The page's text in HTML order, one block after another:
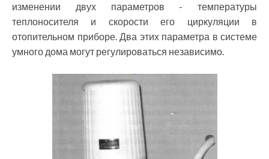
изменении двух параметров - температуры
теплоносителя и скорости его циркуляции в
отопительном приборе. Два этих параметра в системе
умного дома могут регулироваться независимо.